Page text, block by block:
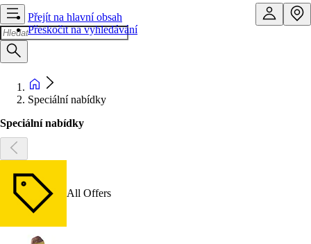
Přejít na hlavní obsah
Přeskočit na vyhledávání
Speciální nabídky
Speciální nabídky
All Offers